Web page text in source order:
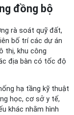
đồng bộ
rà soát quỹ đất,
bố trí các dự án
thị, khu công
địa bàn có tốc độ
hạ tầng kỹ thuật
học, cơ sở y tế,
khác nhằm hình